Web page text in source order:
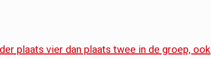
plaats vier dan plaats twee in de groep, ook